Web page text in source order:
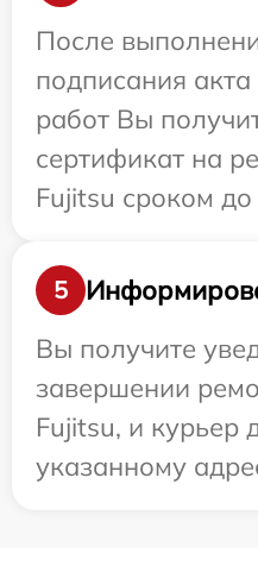
После
подписания
работ Вы
сертификат на
Fujitsu сроком до
5
Вы получите
завершении
Fujitsu, и курьер
указанному